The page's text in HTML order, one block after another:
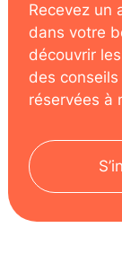
Recevez un
dans votre
découvrir
des
réservées à